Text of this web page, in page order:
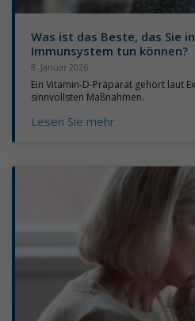
Was ist das Beste, das Sie
Immunsystem tun können?
8. Januar 2026
Ein Vitamin-D-Präparat gehört laut
sinnvollsten Maßnahmen.
Lesen Sie mehr